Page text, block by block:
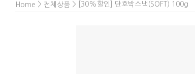
Home > 전체상품 > [30%할인] 단호박스낵(SOFT) 100g